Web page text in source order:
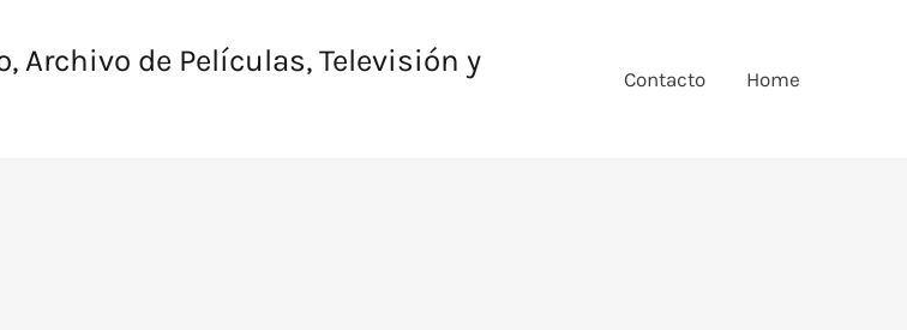
Archivo de Películas, Televisión y
Contacto Home